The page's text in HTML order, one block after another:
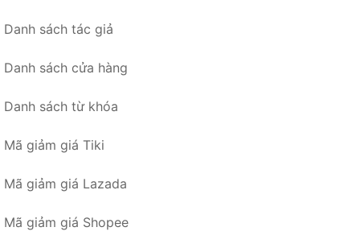
Danh sách tác giả
Danh sách cửa hàng
Danh sách từ khóa
Mã giảm giá Tiki
Mã giảm giá Lazada
Mã giảm giá Shopee